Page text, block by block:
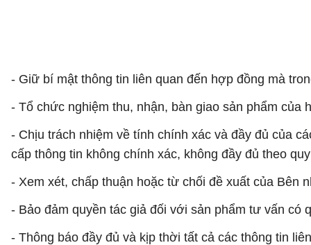
- Giữ bí mật thông tin liên quan đến hợp đồng mà
- Tổ chức nghiệm thu, nhận, bàn giao sản phẩm của
- Chịu trách nhiệm về tính chính xác và đầy đủ của
cấp thông tin không chính xác, không đầy đủ theo
- Xem xét, chấp thuận hoặc từ chối đề xuất của Bên
- Bảo đảm quyền tác giả đối với sản phẩm tư vấn có
- Thông báo đầy đủ và kịp thời tất cả các thông tin